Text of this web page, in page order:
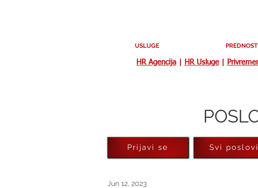
USLUGE
HR Agencija| HR Usluge|
Jun 12, 2023
Prijavi se Svi poslovi